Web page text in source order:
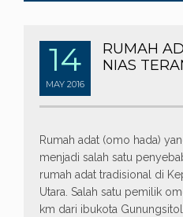
14
MAY 2016
RUMAH
NIAS
Rumah adat (omo hada)
menjadi salah satu
rumah adat tradisional di
Utara. Salah satu pemilik
km dari ibukota